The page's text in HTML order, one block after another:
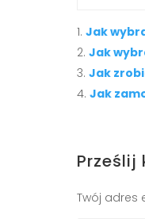
Jak
Jak
Jak
Jak
Prześlij
Twój adres